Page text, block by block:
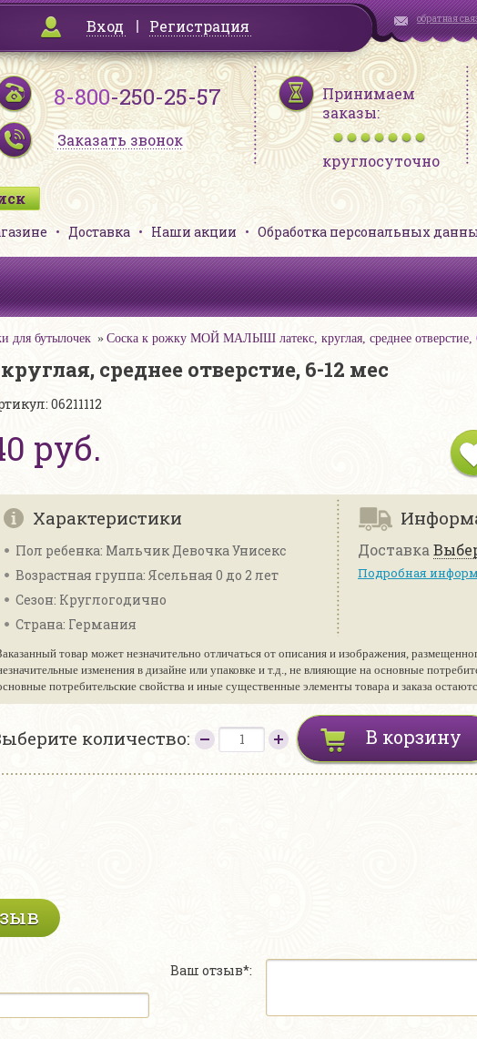
Вход Регистрация обратная
8-800-250-25-57
Заказать звонок
Принимаем
заказы:
круглосуточно
Доставка Наши акции Обработка персональных
для бутылочек Соска к рожку МОЙ МАЛЫШ латекс, круглая, среднее отверстие,
среднее отверстие, 6-12 мес
06211112
руб.
Характеристики
Пол ребенка: Мальчик Девочка Унисекс
Возрастная группа: Ясельная 0 до 2 лет
Сезон: Круглогодично
Страна: Германия
Доставка
Подробная
товар может незначительно отличаться от описания и изображения,
изменения в дизайне или упаковке и т.д., не влияющие на основные
потребительские свойства и иные существенные элементы товара и заказа
количество: В корзину
Ваш отзыв*: